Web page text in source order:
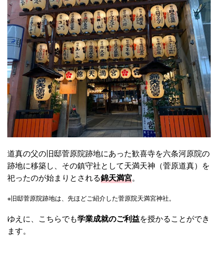
道真の父の旧邸菅原院跡地にあった歓喜寺を六条河原院の
跡地に移築し、その鎮守社として天満天神（菅原道真）を
祀ったのが始まりとされる錦天満宮。
※旧邸菅原院跡地は、先ほどご紹介した菅原院天満宮神社。
ゆえに、こちらでも学業成就のご利益を授かることができ
ます。